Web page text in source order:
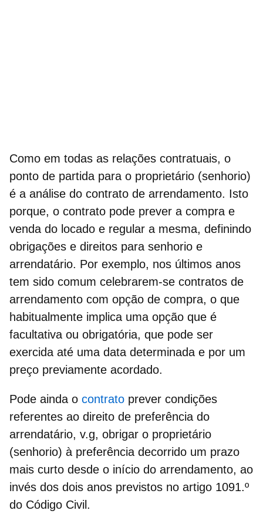
Como em todas as relações contratuais, o
ponto de partida para o proprietário (senhorio)
é a análise do contrato de arrendamento. Isto
porque, o contrato pode prever a compra e
venda do locado e regular a mesma, definindo
obrigações e direitos para senhorio e
arrendatário. Por exemplo, nos últimos anos
tem sido comum celebrarem-se contratos de
arrendamento com opção de compra, o que
habitualmente implica uma opção que é
facultativa ou obrigatória, que pode ser
exercida até uma data determinada e por um
preço previamente acordado.
Pode ainda o contrato prever condições
referentes ao direito de preferência do
arrendatário, v.g, obrigar o proprietário
(senhorio) à preferência decorrido um prazo
mais curto desde o início do arrendamento, ao
invés dos dois anos previstos no artigo 1091.º
do Código Civil.